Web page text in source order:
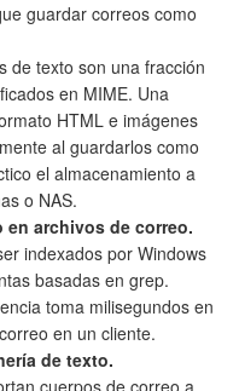
guardar correos como
de texto son una fracción
en MIME. Una
HTML e imágenes
al guardarlos como
el almacenamiento a
o NAS.
archivos de correo.
indexados por Windows
basadas en grep.
toma milisegundos en
en un cliente.
de texto.